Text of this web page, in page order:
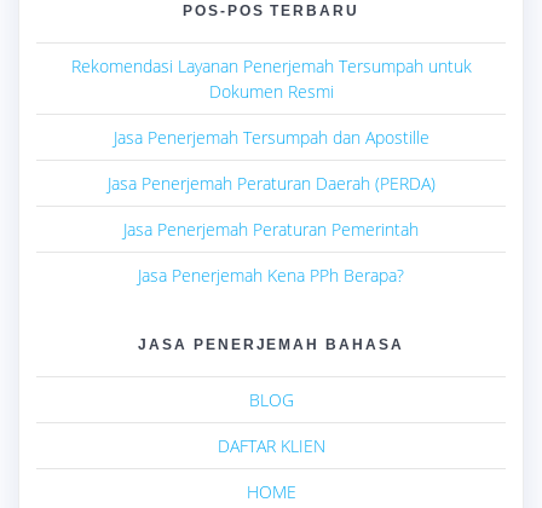
POS-POS TERBARU
Rekomendasi Layanan Penerjemah Tersumpah untuk
Dokumen Resmi
Jasa Penerjemah Tersumpah dan Apostille
Jasa Penerjemah Peraturan Daerah (PERDA)
Jasa Penerjemah Peraturan Pemerintah
Jasa Penerjemah Kena PPh Berapa?
JASA PENERJEMAH BAHASA
BLOG
DAFTAR KLIEN
HOME